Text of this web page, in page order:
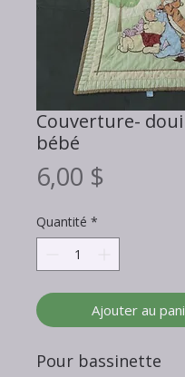
Couverture-
bébé
6,00 $
Quantité *
Ajouter au
Pour bassinette